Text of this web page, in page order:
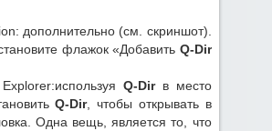
дополнительно (см. скриншот).
флажок «Добавить Q-Dir
Q-Dirв место
Q-Dir, чтобы открывать в
Одна вещь, является то, что